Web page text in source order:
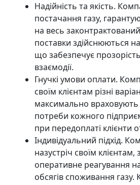
Надійність та якість.
постачання газу,
на весь законтрактований
поставки здійснюються
що забезпечує
взаємодії.
Гнучкі умови оплати.
своїм клієнтам різні
максимально враховують
потреби кожного
при передоплаті клієнти
Індивідуальний підхід.
назустріч своїм
оперативне реагування
обсягів споживання газу.